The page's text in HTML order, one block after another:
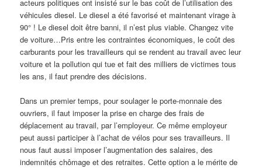
acteurs politiques ont insisté sur le bas coût de l’utilisation des
véhicules diesel. Le diesel a été favorisé et maintenant virage à
90° ! Le diesel doit être banni, il n’est plus viable. Changez vite
de voiture…Pris entre les contraintes économiques, le coût des
carburants pour les travailleurs qui se rendent au travail avec leur
voiture et la pollution qui tue et fait des milliers de victimes tous
les ans, il faut prendre des décisions.
Dans un premier temps, pour soulager le porte-monnaie des
ouvriers, il faut imposer la prise en charge des frais de
déplacement au travail, par l’employeur. Ce même employeur
peut aussi participer à l’achat de vélos pour ses travailleurs. Il
nous faut aussi imposer l’augmentation des salaires, des
indemnités chômage et des retraites. Cette option a le mérite de